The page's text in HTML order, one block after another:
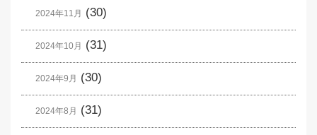
2024年11月 (30)
2024年10月 (31)
2024年9月 (30)
2024年8月 (31)